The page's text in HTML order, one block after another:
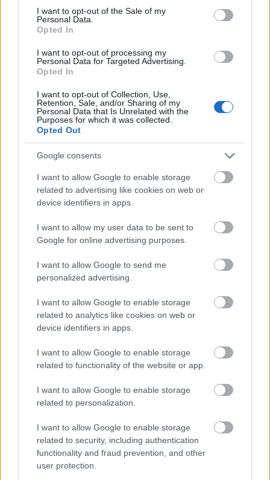
consent section.
I want to opt-out of the Sale of my
Personal Data.
Opted In
I want to opt-out of processing my
Personal Data for Targeted Advertising.
Opted In
I want to opt-out of Collection, Use,
Retention, Sale, and/or Sharing of my
Personal Data that Is Unrelated with the
Purposes for which it was collected.
Opted Out
Google consents
I want to allow Google to enable storage
related to advertising like cookies on web or
device identifiers in apps.
I want to allow my user data to be sent to
Google for online advertising purposes.
I want to allow Google to send me
personalized advertising.
I want to allow Google to enable storage
related to analytics like cookies on web or
device identifiers in apps.
I want to allow Google to enable storage
related to functionality of the website or app.
I want to allow Google to enable storage
related to personalization.
I want to allow Google to enable storage
related to security, including authentication
functionality and fraud prevention, and other
user protection.
...in the world 2018.08.10 15:45:43
Számomra előben kb minden zenekar jobb. Abban a
koncerten jártam már, olyan "nagy ágyúkat" is hallhattam
előben, mint Eric Clapton, Bob Dylan (speciel ez a koncert
épp a Green Day.
Arctic Monkeys régi vágyam, de majd most.
Ideo-logikák
Nem lehetséges olyanokkal szövetség, akikben
tombol a marxista plebejus indulat
Félrecsúszott lényeglátók A baloldal jelentős része képtelen
arra, hogy tisztázza a viszonyát a marxizmushoz (illetve a
marxista szellemiséghez) és képes legyen túllépni rajta,
megtartva az ideológiából azt, ami valóban hasznos lehet a
számunkra. A legtöbb baloldali és mérsékelt jobboldali
képtelen…..
...in the world 2018.08.07 16:38:56
@maxval balcán bircaman: ezt tudod számszerűsíteni, vagy
...in the world 2018.08.07 16:40:13
@maxval balcán bircaman: ezek a "morzsák" több százezer
ember megélhetését, valamint a gazdaság motorját adják.
Gondold végig ezt újra.